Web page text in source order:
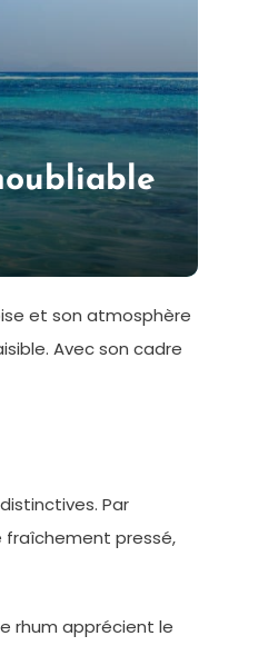
et son atmosphère
Avec son cadre
Par
fraîchement pressé,
rhum apprécient le